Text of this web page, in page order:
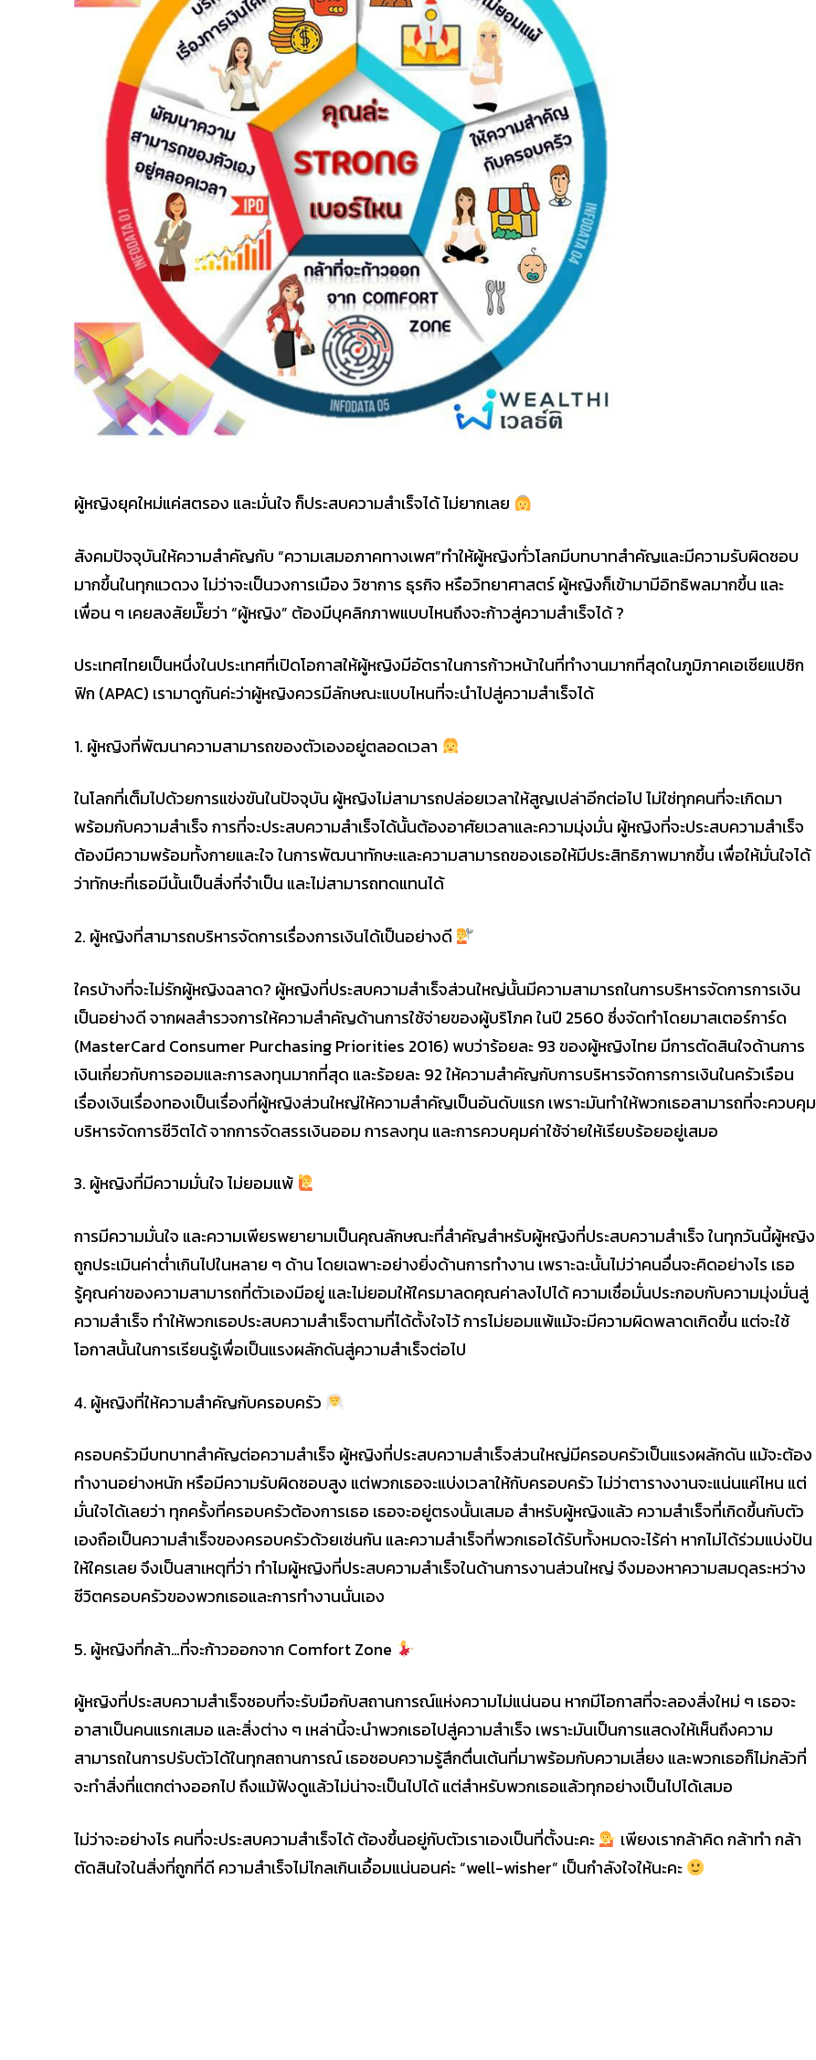
ผู้หญิงยุคใหม่แค่สตรอง และมั่นใจ ก็ประสบความสำเร็จได้ ไม่ยากเลย
สังคมปัจจุบันให้ความสำคัญกับ “ความเสมอภาคทางเพศ”ทำให้ผู้หญิงทั่วโลกมีบทบาทสำคัญและมีความรับผิดชอบ
มากขึ้นในทุกแวดวง ไม่ว่าจะเป็นวงการเมือง วิชาการ ธุรกิจ หรือวิทยาศาสตร์ ผู้หญิงก็เข้ามามีอิทธิพลมากขึ้น และ
เพื่อน ๆ เคยสงสัยมั๊ยว่า “ผู้หญิง” ต้องมีบุคลิกภาพแบบไหนถึงจะก้าวสู่ความสำเร็จได้ ?
ประเทศไทยเป็นหนึ่งในประเทศที่เปิดโอกาสให้ผู้หญิงมีอัตราในการก้าวหน้าในที่ทำงานมากที่สุดในภูมิภาคเอเชียแปซิก
ฟิก (APAC) เรามาดูกันค่ะว่าผู้หญิงควรมีลักษณะแบบไหนที่จะนำไปสู่ความสำเร็จได้
1. ผู้หญิงที่พัฒนาความสามารถของตัวเองอยู่ตลอดเวลา
ในโลกที่เต็มไปด้วยการแข่งขันในปัจจุบัน ผู้หญิงไม่สามารถปล่อยเวลาให้สูญเปล่าอีกต่อไป ไม่ใช่ทุกคนที่จะเกิดมา
พร้อมกับความสำเร็จ การที่จะประสบความสำเร็จได้นั้นต้องอาศัยเวลาและความมุ่งมั่น ผู้หญิงที่จะประสบความสำเร็จ
ต้องมีความพร้อมทั้งกายและใจ ในการพัฒนาทักษะและความสามารถของเธอให้มีประสิทธิภาพมากขึ้น เพื่อให้มั่นใจได้
ว่าทักษะที่เธอมีนั้นเป็นสิ่งที่จำเป็น และไม่สามารถทดแทนได้
2. ผู้หญิงที่สามารถบริหารจัดการเรื่องการเงินได้เป็นอย่างดี
ใครบ้างที่จะไม่รักผู้หญิงฉลาด? ผู้หญิงที่ประสบความสำเร็จส่วนใหญ่นั้นมีความสามารถในการบริหารจัดการการเงิน
เป็นอย่างดี จากผลสำรวจการให้ความสำคัญด้านการใช้จ่ายของผู้บริโภค ในปี 2560 ซึ่งจัดทำโดยมาสเตอร์การ์ด
(MasterCard Consumer Purchasing Priorities 2016) พบว่าร้อยละ 93 ของผู้หญิงไทย มีการตัดสินใจด้านการ
เงินเกี่ยวกับการออมและการลงทุนมากที่สุด และร้อยละ 92 ให้ความสำคัญกับการบริหารจัดการการเงินในครัวเรือน
เรื่องเงินเรื่องทองเป็นเรื่องที่ผู้หญิงส่วนใหญ่ให้ความสำคัญเป็นอันดับแรก เพราะมันทำให้พวกเธอสามารถที่จะควบคุม
บริหารจัดการชีวิตได้ จากการจัดสรรเงินออม การลงทุน และการควบคุมค่าใช้จ่ายให้เรียบร้อยอยู่เสมอ
3. ผู้หญิงที่มีความมั่นใจ ไม่ยอมแพ้
การมีความมั่นใจ และความเพียรพยายามเป็นคุณลักษณะที่สำคัญสำหรับผู้หญิงที่ประสบความสำเร็จ ในทุกวันนี้ผู้หญิง
ถูกประเมินค่าต่ำเกินไปในหลาย ๆ ด้าน โดยเฉพาะอย่างยิ่งด้านการทำงาน เพราะฉะนั้นไม่ว่าคนอื่นจะคิดอย่างไร เธอ
รู้คุณค่าของความสามารถที่ตัวเองมีอยู่ และไม่ยอมให้ใครมาลดคุณค่าลงไปได้ ความเชื่อมั่นประกอบกับความมุ่งมั่นสู่
ความสำเร็จ ทำให้พวกเธอประสบความสำเร็จตามที่ได้ตั้งใจไว้ การไม่ยอมแพ้แม้จะมีความผิดพลาดเกิดขึ้น แต่จะใช้
โอกาสนั้นในการเรียนรู้เพื่อเป็นแรงผลักดันสู่ความสำเร็จต่อไป
4. ผู้หญิงที่ให้ความสำคัญกับครอบครัว
ครอบครัวมีบทบาทสำคัญต่อความสำเร็จ ผู้หญิงที่ประสบความสำเร็จส่วนใหญ่มีครอบครัวเป็นแรงผลักดัน แม้จะต้อง
ทำงานอย่างหนัก หรือมีความรับผิดชอบสูง แต่พวกเธอจะแบ่งเวลาให้กับครอบครัว ไม่ว่าตารางงานจะแน่นแค่ไหน แต่
มั่นใจได้เลยว่า ทุกครั้งที่ครอบครัวต้องการเธอ เธอจะอยู่ตรงนั้นเสมอ สำหรับผู้หญิงแล้ว ความสำเร็จที่เกิดขึ้นกับตัว
เองถือเป็นความสำเร็จของครอบครัวด้วยเช่นกัน และความสำเร็จที่พวกเธอได้รับทั้งหมดจะไร้ค่า หากไม่ได้ร่วมแบ่งปัน
ให้ใครเลย จึงเป็นสาเหตุที่ว่า ทำไมผู้หญิงที่ประสบความสำเร็จในด้านการงานส่วนใหญ่ จึงมองหาความสมดุลระหว่าง
ชีวิตครอบครัวของพวกเธอและการทำงานนั่นเอง
5. ผู้หญิงที่กล้า…ที่จะก้าวออกจาก Comfort Zone
ผู้หญิงที่ประสบความสำเร็จชอบที่จะรับมือกับสถานการณ์แห่งความไม่แน่นอน หากมีโอกาสที่จะลองสิ่งใหม่ ๆ เธอจะ
อาสาเป็นคนแรกเสมอ และสิ่งต่าง ๆ เหล่านี้จะนำพวกเธอไปสู่ความสำเร็จ เพราะมันเป็นการแสดงให้เห็นถึงความ
สามารถในการปรับตัวได้ในทุกสถานการณ์ เธอชอบความรู้สึกตื่นเต้นที่มาพร้อมกับความเสี่ยง และพวกเธอก็ไม่กลัวที่
จะทำสิ่งที่แตกต่างออกไป ถึงแม้ฟังดูแล้วไม่น่าจะเป็นไปได้ แต่สำหรับพวกเธอแล้วทุกอย่างเป็นไปได้เสมอ
ไม่ว่าจะอย่างไร คนที่จะประสบความสำเร็จได้ ต้องขึ้นอยู่กับตัวเราเองเป็นที่ตั้งนะคะ
เพียงเรากล้าคิด กล้าทำ กล้า
ตัดสินใจในสิ่งที่ถูกที่ดี ความสำเร็จไม่ไกลเกินเอื้อมแน่นอนค่ะ “well-wisher” เป็นกำลังใจให้นะคะ